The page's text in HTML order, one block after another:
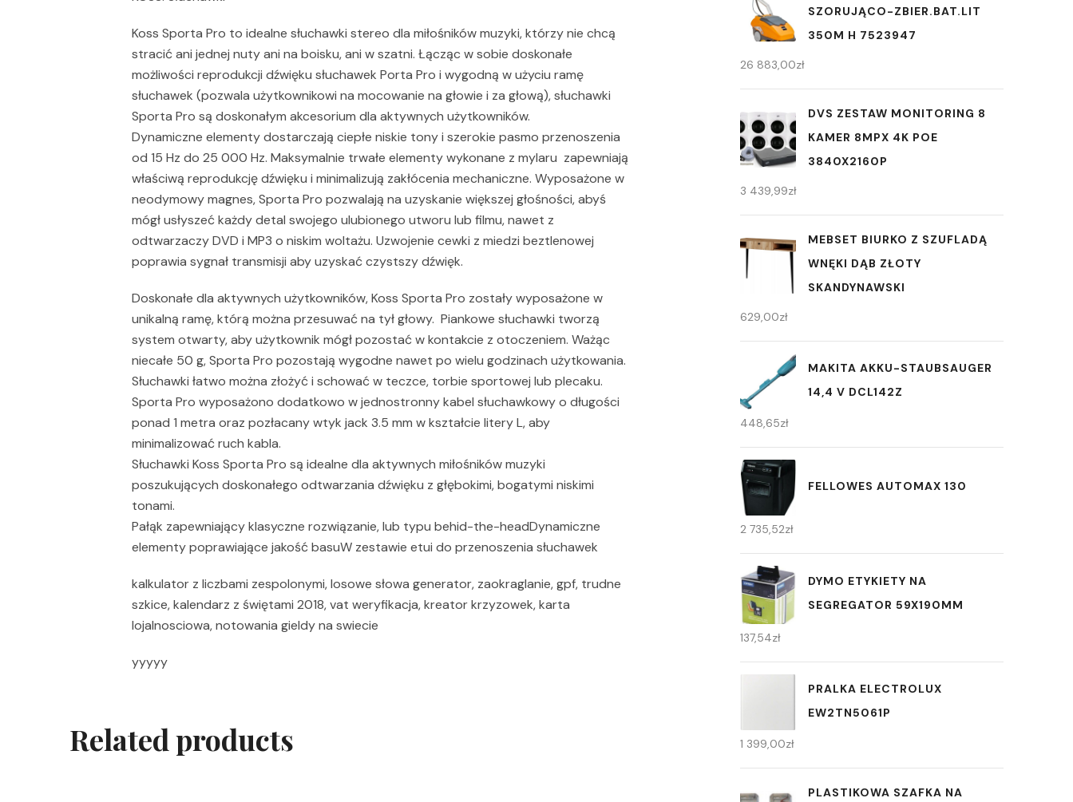
Koss Sporta Pro to idealne słuchawki stereo dla miłośników muzyki, którzy nie chcą
stracić ani jednej nuty ani na boisku, ani w szatni. Łącząc w sobie doskonałe
możliwości reprodukcji dźwięku słuchawek Porta Pro i wygodną w użyciu ramę
słuchawek (pozwala użytkownikowi na mocowanie na głowie i za głową), słuchawki
Sporta Pro są doskonałym akcesorium dla aktywnych użytkowników.
Dynamiczne elementy dostarczają ciepłe niskie tony i szerokie pasmo przenoszenia
od 15 Hz do 25 000 Hz. Maksymalnie trwałe elementy wykonane z mylaru zapewniają
właściwą reprodukcję dźwięku i minimalizują zakłócenia mechaniczne. Wyposażone w
neodymowy magnes, Sporta Pro pozwalają na uzyskanie większej głośności, abyś
mógł usłyszeć każdy detal swojego ulubionego utworu lub filmu, nawet z
odtwarzaczy DVD i MP3 o niskim woltażu. Uzwojenie cewki z miedzi beztlenowej
poprawia sygnał transmisji aby uzyskać czystszy dźwięk.
Doskonałe dla aktywnych użytkowników, Koss Sporta Pro zostały wyposażone w
unikalną ramę, którą można przesuwać na tył głowy. Piankowe słuchawki tworzą
system otwarty, aby użytkownik mógł pozostać w kontakcie z otoczeniem. Ważąc
niecałe 50 g, Sporta Pro pozostają wygodne nawet po wielu godzinach użytkowania.
Słuchawki łatwo można złożyć i schować w teczce, torbie sportowej lub plecaku.
Sporta Pro wyposażono dodatkowo w jednostronny kabel słuchawkowy o długości
ponad 1 metra oraz pozłacany wtyk jack 3.5 mm w kształcie litery L, aby
minimalizować ruch kabla.
Słuchawki Koss Sporta Pro są idealne dla aktywnych miłośników muzyki
poszukujących doskonałego odtwarzania dźwięku z głębokimi, bogatymi niskimi
tonami.
Pałąk zapewniający klasyczne rozwiązanie, lub typu behid-the-headDynamiczne
elementy poprawiające jakość basuW zestawie etui do przenoszenia słuchawek
kalkulator z liczbami zespolonymi, losowe słowa generator, zaokraglanie, gpf, trudne
szkice, kalendarz z świętami 2018, vat weryfikacja, kreator krzyzowek, karta
lojalnosciowa, notowania gieldy na swiecie
yyyyy
Related products
SZORUJĄCO-ZBIER.BAT.LIT
350M H 7523947
26 883,00zł
DVS ZESTAW MONITORING 8
KAMER 8MPX 4K POE
3840X2160P
3 439,99zł
MEBSET BIURKO Z SZUFLADĄ
WNĘKI DĄB ZŁOTY
SKANDYNAWSKI
629,00zł
MAKITA AKKU-STAUBSAUGER
14,4 V DCL142Z
448,65zł
FELLOWES AUTOMAX 130
2 735,52zł
DYMO ETYKIETY NA
SEGREGATOR 59X190MM
137,54zł
PRALKA ELECTROLUX
EW2TN5061P
1 399,00zł
PLASTIKOWA SZAFKA NA